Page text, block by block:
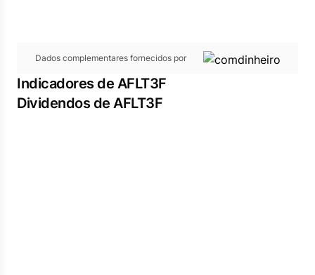
Dados complementares fornecidos por
Indicadores de AFLT3F
Dividendos de AFLT3F